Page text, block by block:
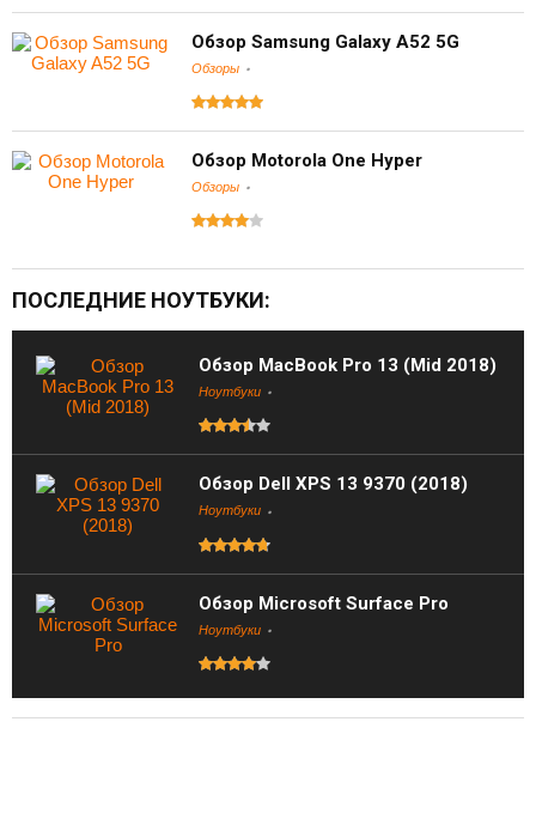
Обзор Samsung Galaxy A52 5G
Обзоры
Обзор Motorola One Hyper
Обзоры
ПОСЛЕДНИЕ НОУТБУКИ:
Обзор MacBook Pro 13 (Mid 2018)
Ноутбуки
Обзор Dell XPS 13 9370 (2018)
Ноутбуки
Обзор Microsoft Surface Pro
Ноутбуки